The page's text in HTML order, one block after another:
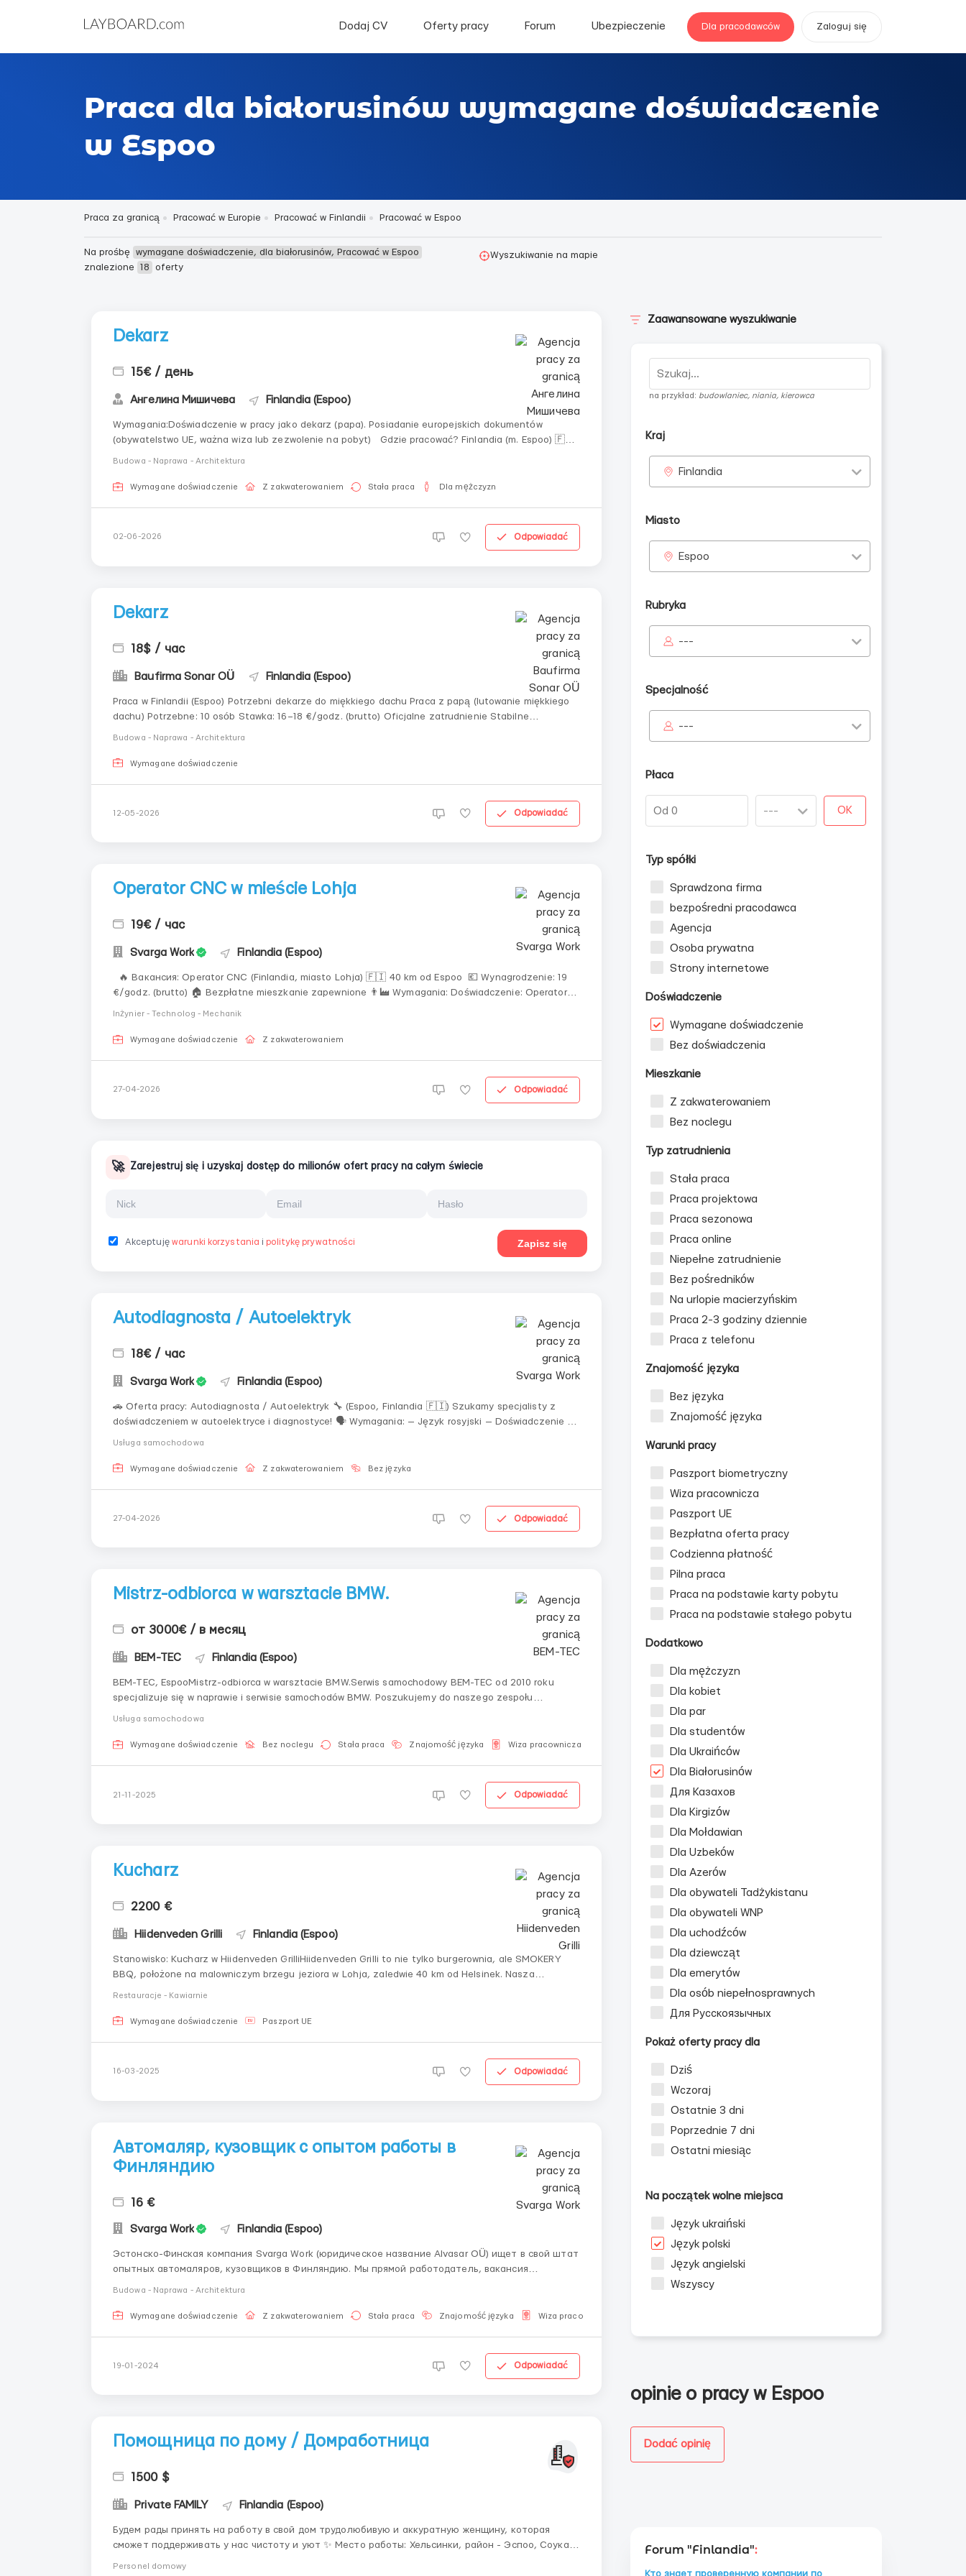
Dodaj CV Oferty pracy Forum Ubezpieczenie Dla pracodawców Zaloguj się
Praca dla białorusinów wymagane doświadczenie
w Espoo
Praca za granicą Pracować w Europie Pracować w Finlandii Pracować w Espoo
Na prośbę wymagane doświadczenie, dla białorusinów, Pracować w Espoo
znalezione
18 oferty
Wyszukiwanie na mapie
Dekarz
15€ / день
Ангелина Мишичева Finlandia (Espoo)
Wymagania:Doświadczenie w pracy jako dekarz (papa). Posiadanie europejskich dokumentów
(obywatelstwo UE, ważna wiza lub zezwolenie na pobyt) Gdzie pracować? Finlandia (m. Espoo) 🇫🇮
Budowa - Naprawa - Architektura
Wymagane doświadczenie Z zakwaterowaniem Stała praca Dla mężczyzn
02-06-2026 Odpowiadać
Dekarz
18$ / час
Baufirma Sonar OÜ Finlandia (Espoo)
Praca w Finlandii (Espoo) Potrzebni dekarze do miękkiego dachu Praca z papą (lutowanie miękkiego
dachu) Potrzebne: 10 osób Stawka: 16–18 €/godz. (brutto) Oficjalne zatrudnienie Stabilne
Budowa - Naprawa - Architektura
Wymagane doświadczenie
12-05-2026 Odpowiadać
Operator CNC w mieście Lohja
19€ / час
Svarga Work Finlandia (Espoo)
€/godz. (brutto) 🏠 Bezpłatne mieszkanie zapewnione 👨‍🏭 Wymagania: Doświadczenie: Operator
CNC tokarek (Fanuc) ⚙️ Znajomość języka: angielski lub fiński 🇬🇧🇫🇮 Umiejętności programowania
Inżynier - Technolog - Mechanik
Wymagane doświadczenie Z zakwaterowaniem
27-04-2026 Odpowiadać
🚀 Zarejestruj się i uzyskaj dostęp do milionów ofert pracy na całym świecie
Akceptujęwarunki korzystania i politykę prywatności Zapisz się
Autodiagnosta / Autoelektryk
18€ / час
Svarga Work Finlandia (Espoo)
🚗 Oferta pracy: Autodiagnosta / Autoelektryk 🔧 (Espoo, Finlandia 🇫🇮) Szukamy specjalisty z
doświadczeniem w autoelektryce i diagnostyce! 🗣 Wymagania: — Język rosyjski — Doświadczenie w
Usługa samochodowa
Wymagane doświadczenie Z zakwaterowaniem Bez języka
27-04-2026 Odpowiadać
Mistrz-odbiorca w warsztacie BMW.
от 3000€ / в месяц
BEM-TEC Finlandia (Espoo)
BEM-TEC, EspooMistrz-odbiorca w warsztacie BMW.Serwis samochodowy BEM-TEC od 2010 roku
specjalizuje się w naprawie i serwisie samochodów BMW. Poszukujemy do naszego zespołu
pracowników, którzy kochają to, co robią i chcą się rozwijać zawodowo.Obowiązki:— Praca z
Usługa samochodowa
Wymagane doświadczenie Bez noclegu Stała praca Znajomość języka Wiza pracownicza
21-11-2025 Odpowiadać
Kucharz
2200 €
Hiidenveden Grilli Finlandia (Espoo)
Stanowisko: Kucharz w Hiidenveden GrilliHiidenveden Grilli to nie tylko burgerownia, ale SMOKERY
BBQ, położone na malowniczym brzegu jeziora w Lohja, zaledwie 40 km od Helsinek. Nasza
Restauracje - Kawiarnie
Wymagane doświadczenie Paszport UE
16-03-2025 Odpowiadać
Автомаляр, кузовщик с опытом работы в
Финляндию
16 €
Svarga Work Finlandia (Espoo)
Эстонско-Финская компания Svarga Work (юридическое название Alvasar OÜ) ищет в свой штат
опытных автомаляров, кузовщиков в Финляндию. Мы прямой работодатель, вакансия
Budowa - Naprawa - Architektura
Wymagane doświadczenie Z zakwaterowaniem Stała praca Znajomość języka Wiza pracownicza
19-01-2024 Odpowiadać
Помощница по дому / Домработница
1500 $
Private FAMILY Finlandia (Espoo)
Будем рады принять на работу в свой дом трудолюбивую и аккуратную женщину, которая
сможет поддерживать у нас чистоту и уют ✨ Место работы: Хельсинки, район - Эспоо, Соукан
Personel domowy
Zaawansowane wyszukiwanie
na przykład: budowlaniec, niania, kierowca
Kraj
Finlandia
Miasto
Espoo
Rubryka
---
Specjalność
---
Płaca
OK
Typ spółki
Sprawdzona firma
bezpośredni pracodawca
Agencja
Osoba prywatna
Strony internetowe
Doświadczenie
Wymagane doświadczenie
Bez doświadczenia
Mieszkanie
Z zakwaterowaniem
Bez noclegu
Typ zatrudnienia
Stała praca
Praca projektowa
Praca sezonowa
Praca online
Niepełne zatrudnienie
Bez pośredników
Na urlopie macierzyńskim
Praca 2-3 godziny dziennie
Praca z telefonu
Znajomość języka
Bez języka
Znajomość języka
Warunki pracy
Paszport biometryczny
Wiza pracownicza
Paszport UE
Bezpłatna oferta pracy
Codzienna płatność
Pilna praca
Praca na podstawie karty pobytu
Praca na podstawie stałego pobytu
Dodatkowo
Dla mężczyzn
Dla kobiet
Dla par
Dla studentów
Dla Ukraińców
Dla Białorusinów
Для Казахов
Dla Kirgizów
Dla Mołdawian
Dla Uzbeków
Dla Azerów
Dla obywateli Tadżykistanu
Dla obywateli WNP
Dla uchodźców
Dla dziewcząt
Dla emerytów
Dla osób niepełnosprawnych
Для Русскоязычных
Pokaż oferty pracy dla
Dziś
Wczoraj
Ostatnie 3 dni
Poprzednie 7 dni
Ostatni miesiąc
Na początek wolne miejsca
Język ukraiński
Język polski
Język angielski
Wszyscy
opinie o pracy w Espoo
Dodać opinię
Forum "Finlandia":
Кто знает проверенную компании по